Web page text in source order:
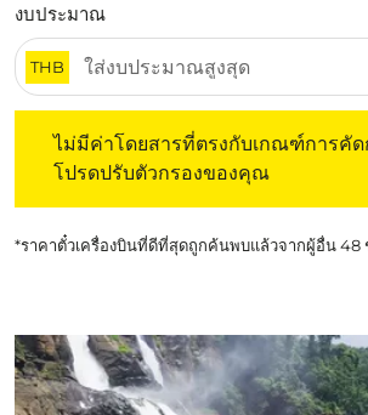
งบประมาณ
THB
ไม่มีค่าโดยสารที่ตรงกับเกณฑ์การคั
โปรดปรับตัวกรองของคุณ
*ราคาตั๋วเครื่องบินที่ดีที่สุดถูกค้นพบแล้วจากผู้อื่น 48